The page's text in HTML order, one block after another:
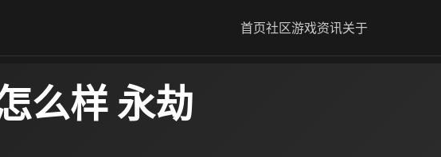
首页社区游戏资讯关于
么样 永劫